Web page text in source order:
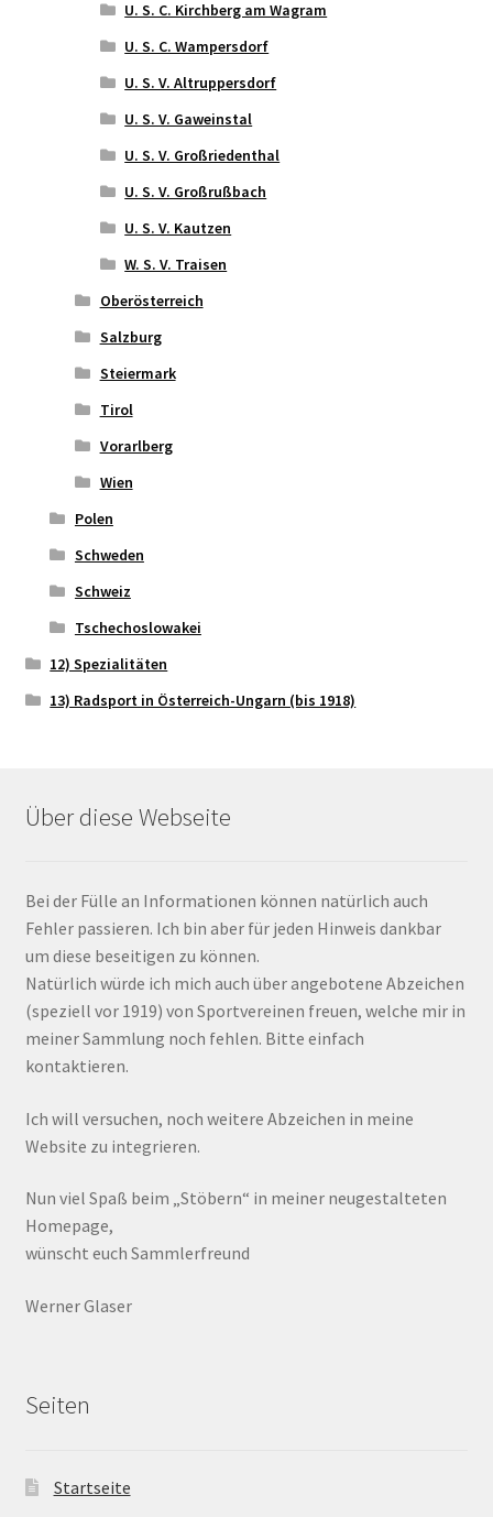
U. S. C. Kirchberg am Wagram
U. S. C. Wampersdorf
U. S. V. Altruppersdorf
U. S. V. Gaweinstal
U. S. V. Großriedenthal
U. S. V. Großrußbach
U. S. V. Kautzen
W. S. V. Traisen
Oberösterreich
Salzburg
Steiermark
Tirol
Vorarlberg
Wien
Polen
Schweden
Schweiz
Tschechoslowakei
12) Spezialitäten
13) Radsport in Österreich-Ungarn (bis 1918)
Über diese Webseite
Bei der Fülle an Informationen können natürlich auch
Fehler passieren. Ich bin aber für jeden Hinweis dankbar
um diese beseitigen zu können.
Natürlich würde ich mich auch über angebotene Abzeichen
(speziell vor 1919) von Sportvereinen freuen, welche mir in
meiner Sammlung noch fehlen. Bitte einfach
kontaktieren.
Ich will versuchen, noch weitere Abzeichen in meine
Website zu integrieren.
Nun viel Spaß beim „Stöbern“ in meiner neugestalteten
Homepage,
wünscht euch Sammlerfreund
Werner Glaser
Seiten
Startseite